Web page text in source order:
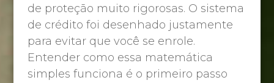
de proteção muito rigorosas. O sistema
de crédito foi desenhado justamente
para evitar que você se enrole.
Entender como essa matemática
simples funciona é o primeiro passo